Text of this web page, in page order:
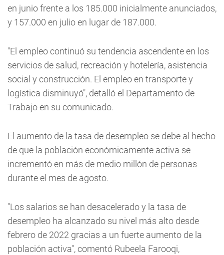
en junio frente a los 185.000 inicialmente anunciados,
y 157.000 en julio en lugar de 187.000.
"El empleo continuó su tendencia ascendente en los
servicios de salud, recreación y hotelería, asistencia
social y construcción. El empleo en transporte y
logística disminuyó", detalló el Departamento de
Trabajo en su comunicado.
El aumento de la tasa de desempleo se debe al hecho
de que la población económicamente activa se
incrementó en más de medio millón de personas
durante el mes de agosto.
"Los salarios se han desacelerado y la tasa de
desempleo ha alcanzado su nivel más alto desde
febrero de 2022 gracias a un fuerte aumento de la
población activa", comentó Rubeela Farooqi,